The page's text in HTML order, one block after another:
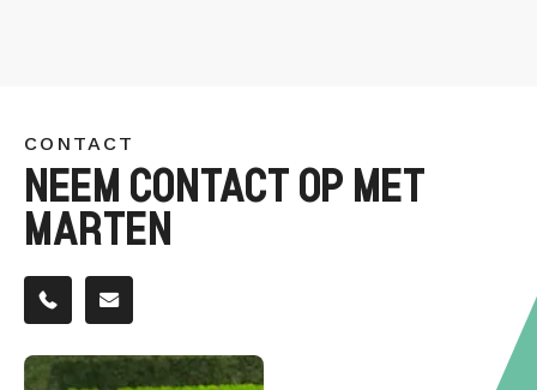
CONTACT
NEEM CONTACT OP MET
MARTEN